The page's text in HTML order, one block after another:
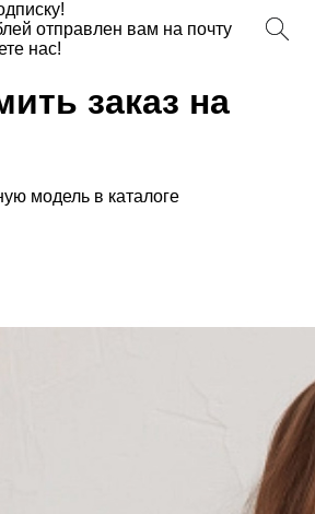
отправлен вам на почту
нас!
заказ на
модель в каталоге